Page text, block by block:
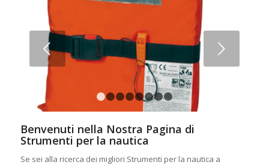
Succ
1 2 3 4 5
Benvenuti nella Nostra Pagina di
Strumenti per la nautica
Se sei alla ricerca dei migliori Strumenti per la nautica a